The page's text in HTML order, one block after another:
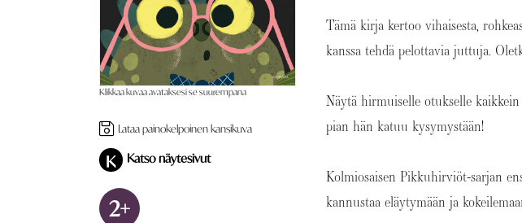
Klikkaa kuvaa avataksesi se suurempana
Lataa painokelpoinen kansikuva
K Katso näytesivut
2+
Tämä kirja kertoo vihaisesta,
kanssa tehdä pelottavia juttuja.
Näytä hirmuiselle otukselle
pian hän katuu kysymystään!
Kolmiosaisen Pikkuhirviöt-sarjan
kannustaa eläytymään ja